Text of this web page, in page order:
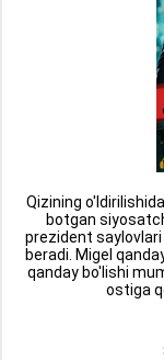
Qizining
botgan
prezident
beradi. Migel
qanday bo'lishi
ostiga